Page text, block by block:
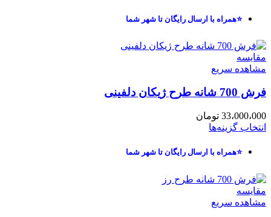
⭐همراه با ارسال رایگان تا شهر شما
مقایسه
مشاهده سریع
فرش 700 شانه طرح ژیکان دلفینی
33،000،000 تومان
انتخاب گزینه‌ها
⭐همراه با ارسال رایگان تا شهر شما
مقایسه
مشاهده سریع